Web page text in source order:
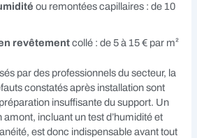
ou remontées capillaires : de 10
revêtementcollé : de 5 à 15 € par m²
par des professionnels du secteur, la
constatés après installation sont
insuffisante du support. Un
incluant un test d’humidité et
est donc indispensable avant tout